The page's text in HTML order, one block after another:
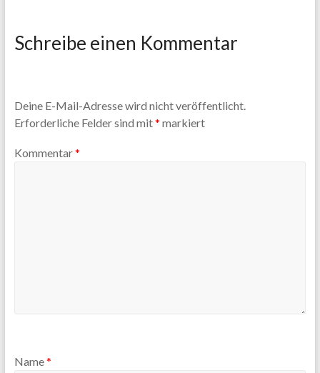
Schreibe einen Kommentar
Deine E-Mail-Adresse wird nicht veröffentlicht.
Erforderliche Felder sind mit* markiert
Kommentar*
Name*